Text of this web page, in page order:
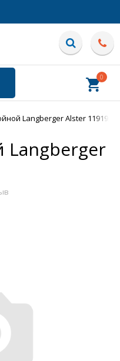
0
Langberger Alster 11919A
Langberger